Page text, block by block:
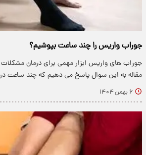
جوراب واریس را چند ساعت بپوشیم؟
جوراب های واریس ابزار مهمی برای درمان
مقاله به این سوال پاسخ می دهیم که چند ساعت
۶ بهمن ۱۴۰۴